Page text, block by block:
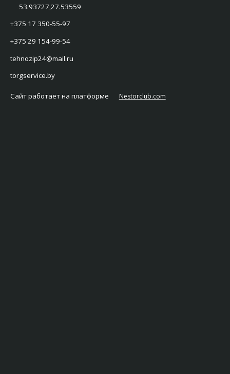
53.93727,27.53559
+375 17 350-55-97
+375 29 154-99-54
tehnozip24@mail.ru
torgservice.by
Сайт работает на платформе Nestorclub.com